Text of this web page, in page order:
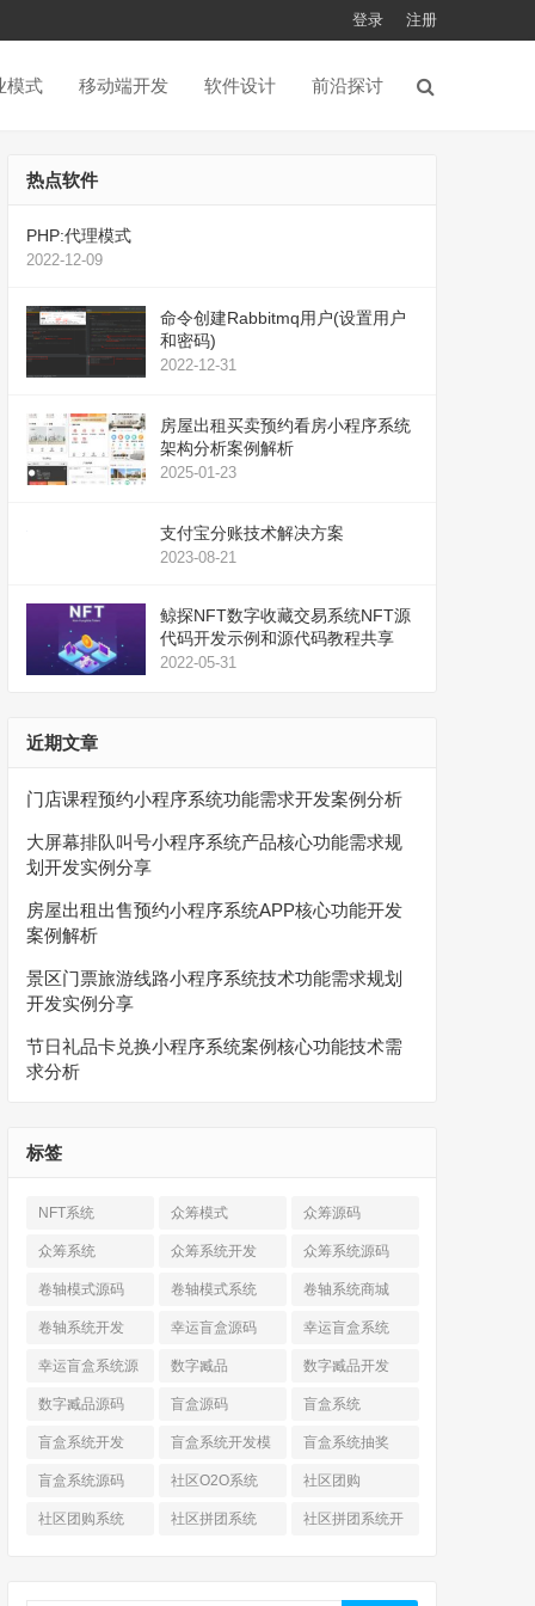
登录 注册
模式 移动端开发 软件设计 前沿探讨
热点软件
PHP:代理模式
2022-12-09
命令创建Rabbitmq用户(设置用户
和密码)
2022-12-31
房屋出租买卖预约看房小程序系统
架构分析案例解析
2025-01-23
支付宝分账技术解决方案
2023-08-21
鲸探NFT数字收藏交易系统NFT源
代码开发示例和源代码教程共享
2022-05-31
近期文章
门店课程预约小程序系统功能需求开发案例分析
大屏幕排队叫号小程序系统产品核心功能需求规
划开发实例分享
房屋出租出售预约小程序系统APP核心功能开发
案例解析
景区门票旅游线路小程序系统技术功能需求规划
开发实例分享
节日礼品卡兑换小程序系统案例核心功能技术需
求分析
标签
NFT系统 众筹模式 众筹源码
众筹系统 众筹系统开发 众筹系统源码
卷轴模式源码 卷轴模式系统 卷轴系统商城
卷轴系统开发 幸运盲盒源码 幸运盲盒系统
幸运盲盒系统源
码
数字臧品 数字臧品开发
数字臧品源码 盲盒源码 盲盒系统
盲盒系统开发
盲盒系统开发模
式
盲盒系统抽奖
盲盒系统源码 社区O2O系统 社区团购
社区团购系统 社区拼团系统
社区拼团系统开